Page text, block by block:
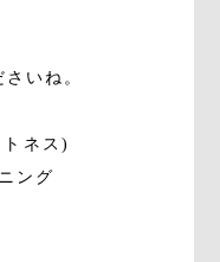
いね。
ネス)
ング